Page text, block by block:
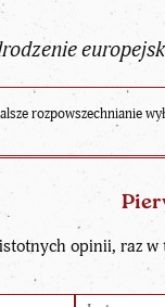
rozpowszechnianie
opinii, raz w